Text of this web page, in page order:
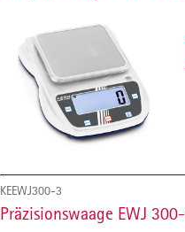
KEEWJ300-3
Präzisionswaage EWJ